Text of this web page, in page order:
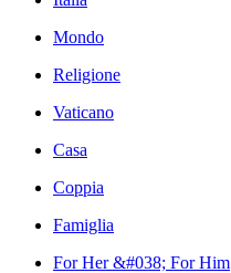
Mondo
Religione
Vaticano
Casa
Coppia
Famiglia
For Her &#038; For Him